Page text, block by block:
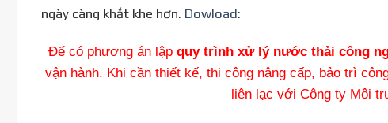
ngày càng khắt khe hơn. Dowload:
Để có phương án lập quy trình xử lý nước thải công
vận hành. Khi cần thiết kế, thi công nâng cấp, bảo trì
liên lạc với Công ty Môi